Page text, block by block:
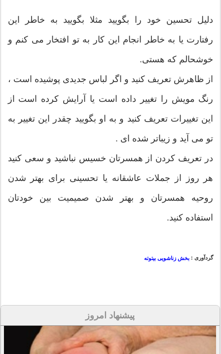
دلیل تحسین خود را بگویید مثلا بگویید به خاطر این
رفتارت یا به خاطر انجام این کار به تو افتخار می کنم و
خوشحالم که هستی.
از ظاهرش تعریف کنید و اگر لباس جدیدی پوشیده است ،
رنگ مویش را تغییر داده است یا آرایش کرده است از
این تغییرات تعریف کنید و به او بگویید چقدر این تغییر به
تو می آید و زیباتر شده ای .
در تعریف کردن از همسرتان خسیس نباشید و سعی کنید
هر روز از جملات عاشقانه یا تحسینی برای بهتر شدن
روحیه همسرتان و بهتر شدن صمیمیت بین خودتان
استفاده کنید.
گردآوری : بخش زناشویی بیتوته
پیشنهاد امروز